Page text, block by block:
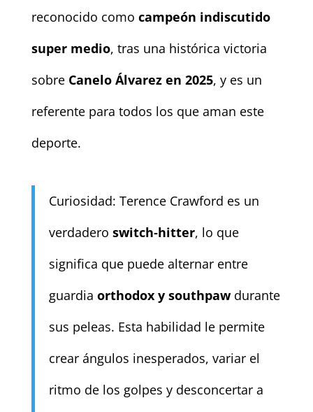
reconocido como campeón indiscutido
super medio, tras una histórica victoria
sobre Canelo Álvarez en 2025, y es un
referente para todos los que aman este
deporte.
Curiosidad: Terence Crawford es un
verdadero switch‑hitter, lo que
significa que puede alternar entre
guardia orthodox y southpawdurante
sus peleas. Esta habilidad le permite
crear ángulos inesperados, variar el
ritmo de los golpes y desconcertar a